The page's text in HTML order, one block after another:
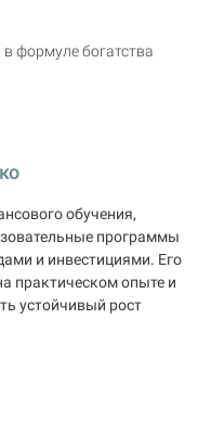
формуле богатства
обучения,
программы
и инвестициями. Его
практическом опыте и
устойчивый рост